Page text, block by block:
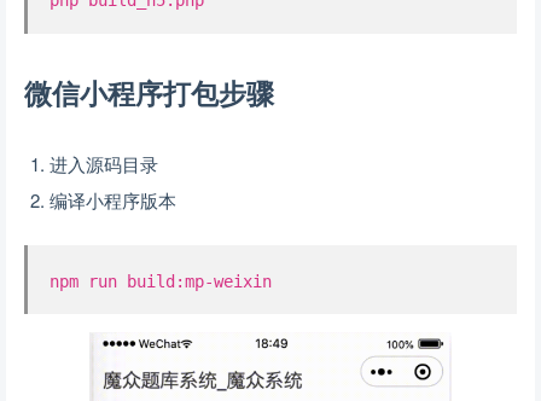
微信小程序打包步骤
进入源码目录
编译小程序版本
npm run build:mp-weixin